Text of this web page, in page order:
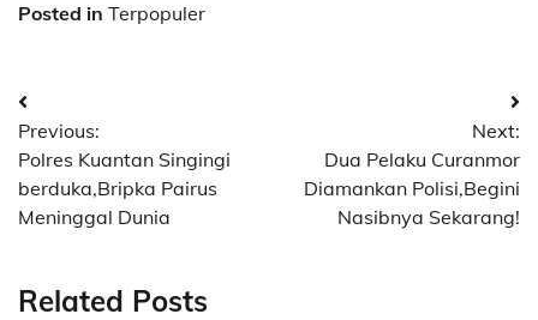
Posted in Terpopuler
Navigasi
pos
Previous:
Polres Kuantan Singingi
berduka,Bripka Pairus
Meninggal Dunia
Next:
Dua Pelaku Curanmor
Diamankan Polisi,Begini
Nasibnya Sekarang!
Related Posts